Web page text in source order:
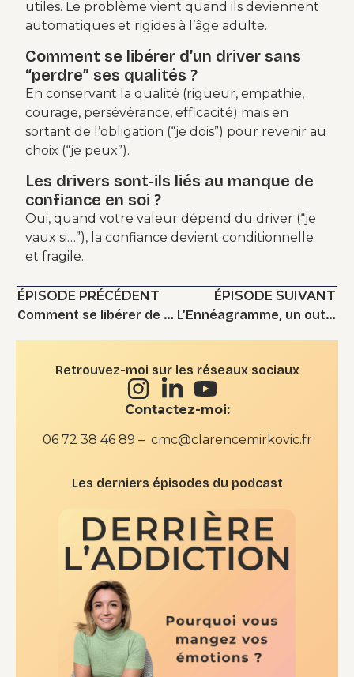
utiles. Le problème vient quand ils deviennent
automatiques et rigides à l’âge adulte.
Comment se libérer d’un driver sans
“perdre” ses qualités ?
En conservant la qualité (rigueur, empathie,
courage, persévérance, efficacité) mais en
sortant de l’obligation (“je dois”) pour revenir au
choix (“je peux”).
Les drivers sont-ils liés au manque de
confiance en soi ?
Oui, quand votre valeur dépend du driver (“je
vaux si…”), la confiance devient conditionnelle
et fragile.
ÉPISODE PRÉCÉDENT
Comment se libérer de la peur du regard des autres ?
ÉPISODE SUIVANT
L’Ennéagramme, un outil pour mieux se connaitre
Retrouvez-moi sur les réseaux sociaux
Contactez-moi:
06 72 38 46 89 – cmc@clarencemirkovic.fr
Les derniers épisodes du podcast